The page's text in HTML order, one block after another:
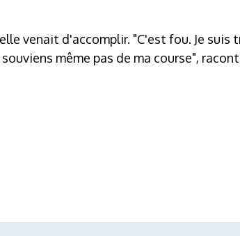
venait d'accomplir. "C'est fou. Je suis
même pas de ma course",